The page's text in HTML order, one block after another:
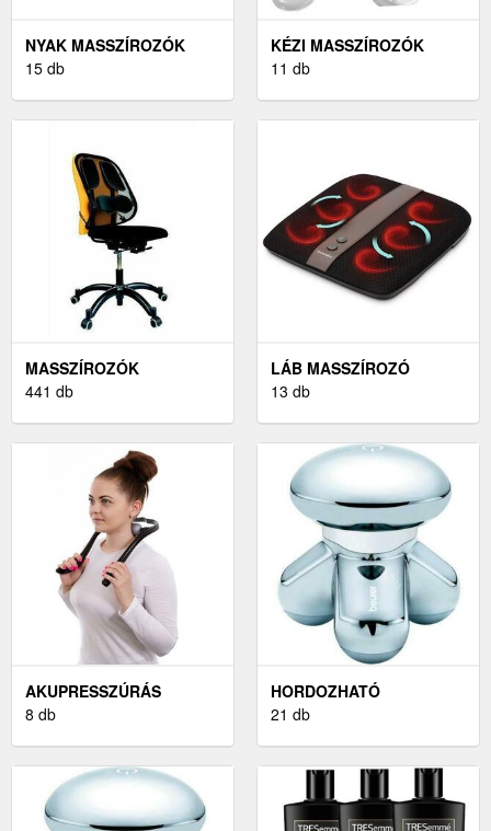
NYAK MASSZÍROZÓK
15 db
KÉZI MASSZÍROZÓK
11 db
MASSZÍROZÓK
441 db
LÁB MASSZÍROZÓ
13 db
AKUPRESSZÚRÁS
MASSZÍROZÓ ESZKÖZÖK
8 db
HORDOZHATÓ
MASSZÍROZÓ
21 db